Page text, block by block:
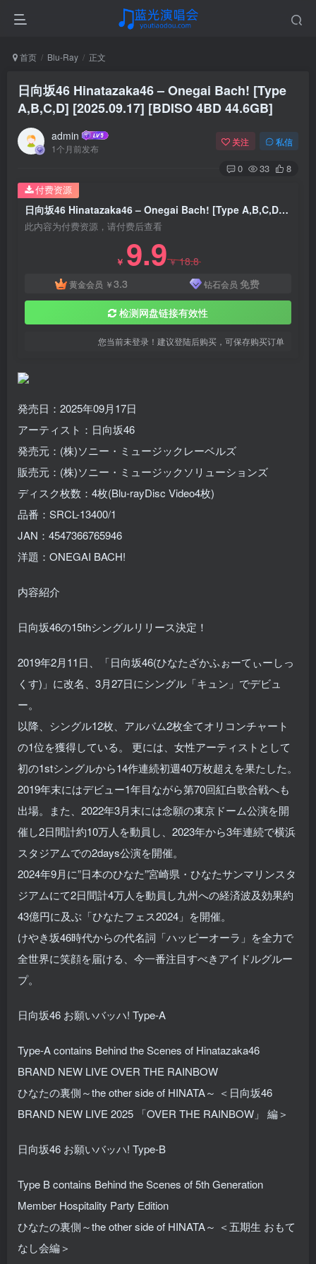
首页 Blu-Ray 正文
日向坂46 Hinatazaka46 – Onegai Bach! [Type
A,B,C,D] [2025.09.17] [BDISO 4BD 44.6GB]
admin
1个月前发布
关注 私信
0 33 8
日向坂46 Hinatazaka46 – Onegai Bach! [Type A,B,C,D] [2025.09.17] [BDISO 4BD 44.6GB]
此内容为付费资源，请付费后查看
￥ 9.9￥18.8
黄金会员 ￥3.3 钻石会员 免费
检测网盘链接有效性
您当前未登录！建议登陆后购买，可保存购买订单
付费资源
発売日：2025年09月17日
アーティスト：日向坂46
発売元：(株)ソニー・ミュージックレーベルズ
販売元：(株)ソニー・ミュージックソリューションズ
ディスク枚数：4枚(Blu-rayDisc Video4枚)
品番：SRCL-13400/1
JAN：4547366765946
洋題：ONEGAI BACH!
内容紹介
日向坂46の15thシングルリリース決定！
2019年2月11日、「日向坂46(ひなたざかふぉーてぃーしっ
くす)」に改名、3月27日にシングル「キュン」でデビュ
ー。
以降、シングル12枚、アルバム2枚全てオリコンチャート
の1位を獲得している。 更には、女性アーティストとして
初の1stシングルから14作連続初週40万枚超えを果たした。
2019年末にはデビュー1年目ながら第70回紅白歌合戦へも
出場。また、2022年3月末には念願の東京ドーム公演を開
催し2日間計約10万人を動員し、2023年から3年連続で横浜
スタジアムでの2days公演を開催。
2024年9月に”日本のひなた”宮崎県・ひなたサンマリンスタ
ジアムにて2日間計4万人を動員し九州への経済波及効果約
43億円に及ぶ「ひなたフェス2024」を開催。
けやき坂46時代からの代名詞「ハッピーオーラ」を全力で
全世界に笑顔を届ける、今一番注目すべきアイドルグルー
プ。
日向坂46 お願いバッハ! Type-A
Type-A contains Behind the Scenes of Hinatazaka46
BRAND NEW LIVE OVER THE RAINBOW
ひなたの裏側～the other side of HINATA～ ＜日向坂46
BRAND NEW LIVE 2025 「OVER THE RAINBOW」 編＞
日向坂46 お願いバッハ! Type-B
Type B contains Behind the Scenes of 5th Generation
Member Hospitality Party Edition
ひなたの裏側～the other side of HINATA～ ＜五期生 おもて
なし会編＞